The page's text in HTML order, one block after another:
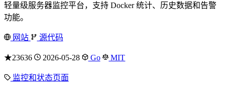
轻量级服务器监控平台，支持 Docker 统计、历史数据和告警
功能。
网站 源代码
★23636 2026-05-28 Go MIT
监控和状态页面